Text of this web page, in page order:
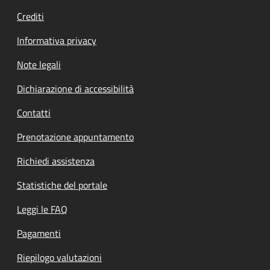
Crediti
Informativa privacy
Note legali
Dichiarazione di accessibilità
Contatti
Prenotazione appuntamento
Richiedi assistenza
Statistiche del portale
Leggi le FAQ
Pagamenti
Riepilogo valutazioni